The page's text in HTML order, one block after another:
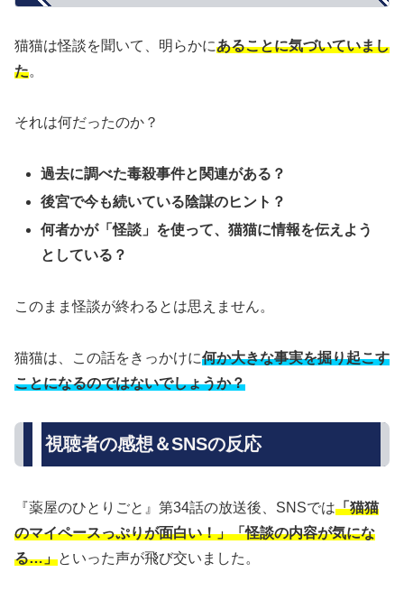
猫猫は怪談を聞いて、明らかにあることに気づいていまし
た。
それは何だったのか？
過去に調べた毒殺事件と関連がある？
後宮で今も続いている陰謀のヒント？
何者かが「怪談」を使って、猫猫に情報を伝えよう
としている？
このまま怪談が終わるとは思えません。
猫猫は、この話をきっかけに何か大きな事実を掘り起こす
ことになるのではないでしょうか？
視聴者の感想＆SNSの反応
『薬屋のひとりごと』第34話の放送後、SNSでは「猫猫
のマイペースっぷりが面白い！」「怪談の内容が気にな
る…」といった声が飛び交いました。